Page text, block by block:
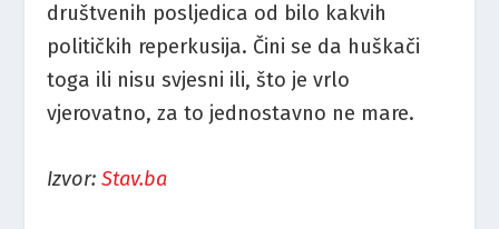
društvenih posljedica od bilo kakvih
političkih reperkusija. Čini se da huškači
toga ili nisu svjesni ili, što je vrlo
vjerovatno, za to jednostavno ne mare.
Izvor:Stav.ba